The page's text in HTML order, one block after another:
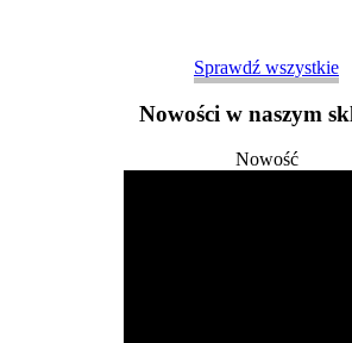
Sprawdź wszystkie
Nowości w naszym
Nowość